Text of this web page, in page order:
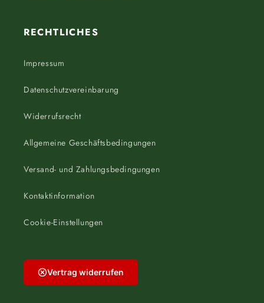
RECHTLICHES
Impressum
Datenschutzvereinbarung
Widerrufsrecht
Allgemeine Geschäftsbedingungen
Versand- und Zahlungsbedingungen
Kontaktinformation
Cookie-Einstellungen
Vertrag widerrufen